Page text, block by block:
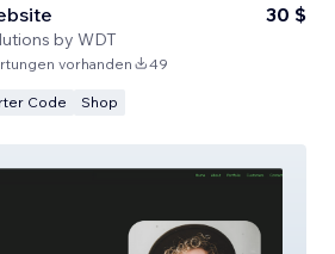
by WDT
30 $
vorhanden 49
Code Shop